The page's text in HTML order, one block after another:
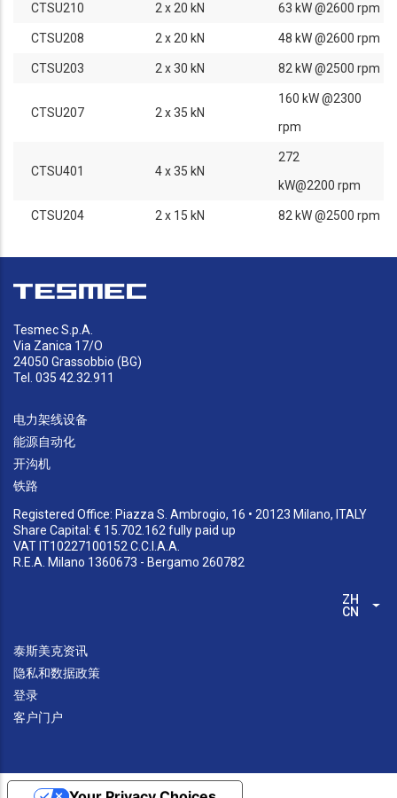
CTSU210 2 x 20 kN 63 kW @2600 rpm
CTSU208 2 x 20 kN 48 kW @2600 rpm
CTSU203 2 x 30 kN 82 kW @2500 rpm
CTSU207 2 x 35 kN
160 kW @2300
rpm
CTSU401 4 x 35 kN
272
kW@2200 rpm
CTSU204 2 x 15 kN 82 kW @2500 rpm
Tesmec S.p.A.
Via Zanica 17/O
24050 Grassobbio (BG)
Tel. 035 42.32.911
电力架线设备
能源自动化
开沟机
铁路
Registered Office: Piazza S. Ambrogio, 16 • 20123 Milano, ITALY
Share Capital: € 15.702.162 fully paid up
VAT IT10227100152 C.C.I.A.A.
R.E.A. Milano 1360673 - Bergamo 260782
ZH-
CN
列
泰斯美克资讯
隐私和数据政策
登录
客户门户